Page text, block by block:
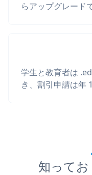
らアップグレード
学生と教育者は
き、割引申請は年
知って